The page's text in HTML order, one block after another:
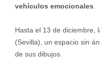
vehículos emocionales
Hasta el 13 de diciembre,
(Sevilla), un espacio sin
de sus dibujos.